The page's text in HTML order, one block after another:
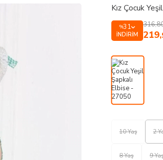
Kız Çocuk
%31
İNDIRIM 219
10 Yaş 2
8 Yaş 9